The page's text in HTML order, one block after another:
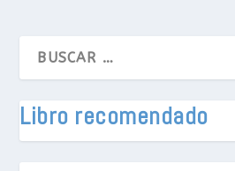
Libro recomendado